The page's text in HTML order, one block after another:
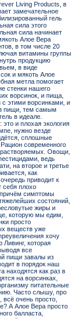
Living Products, в
замечательное
гель
сила этого
сила начинает
Алое Вера
в том числе 20
витамины группы
продукцию
в виде
и мякоть Алое
метла помогает
стенки нашего
ворсинок, и пища,
с этими ворсинками, и
пищи, тем самым
в идеале.
и плохая экология
нужно везде
сплошные
современного
Овощи,
ведь
на второе и третье
как
приводит к
себя плохо
причём симптомы
состояний,
жиры и
которую мы едим,
просто
веществ уже
хочу
которая
все
пищи завалы из
в порядок наш
находятся как раз в
на ворсинках,
питательные
Часто слышу, про
всё очень просто,
А Алое Вера просто
балласта,